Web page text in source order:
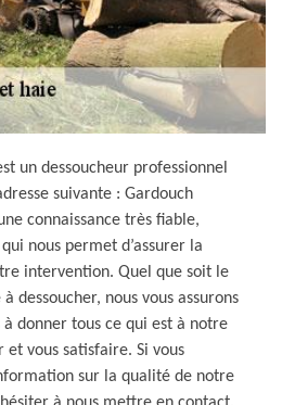
un dessoucheur professionnel
suivante : Gardouch
connaissance très fiable,
nous permet d’assurer la
intervention. Quel que soit le
dessoucher, nous vous assurons
donner tous ce qui est à notre
et vous satisfaire. Si vous
sur la qualité de notre